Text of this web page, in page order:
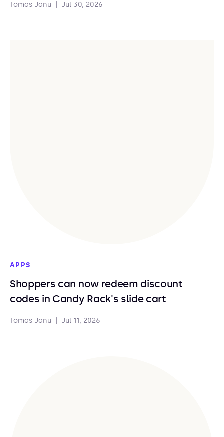
Tomas Janu Jul 30, 2026
APPS
Shoppers can now redeem discount
codes in Candy Rack's slide cart
Tomas Janu Jul 11, 2026